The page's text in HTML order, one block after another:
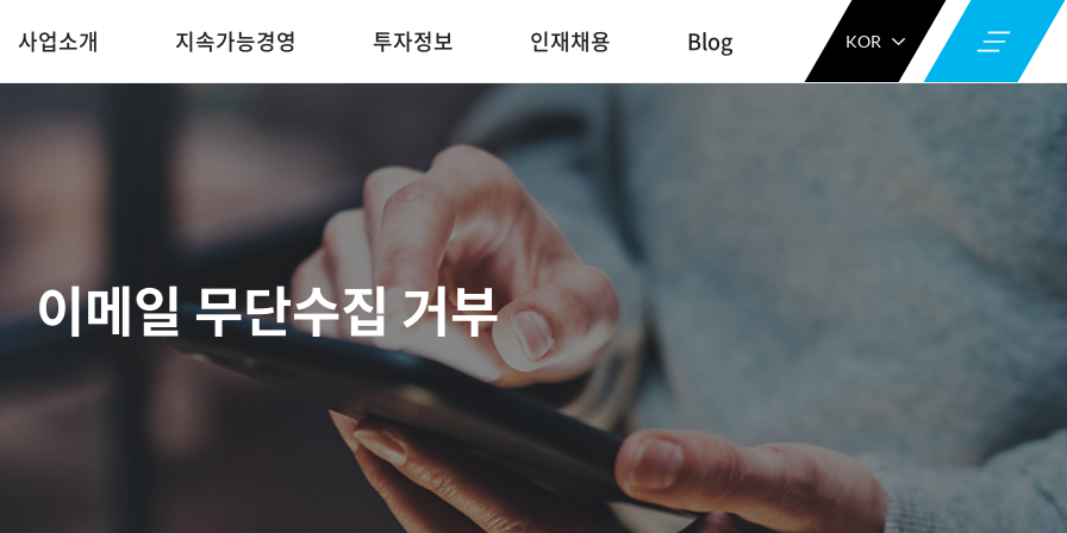
사업소개 지속가능경영 투자정보 인재채용 Blog KOR
이메일 무단수집 거부